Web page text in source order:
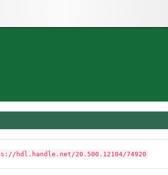
hdl.handle.net/20.500.12104/74920